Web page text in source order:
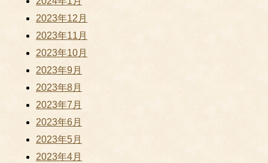
2023年12月
2023年11月
2023年10月
2023年9月
2023年8月
2023年7月
2023年6月
2023年5月
2023年4月